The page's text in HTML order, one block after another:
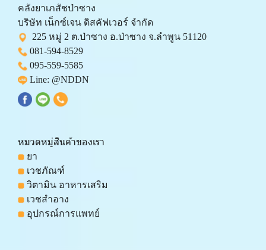
คลังยาเภสัชป่าซาง
บริษัท เน็กซ์เจน ดิสคัฟเวอร์ จำกัด
225 หมู่ 2 ต.ป่าซาง อ.ป่าซาง จ.ลำพูน 51120
081-594-8529
095-559-5585
Line: @NDDN
หมวดหมู่สินค้าของเรา
ยา
เวชภัณฑ์
วิตามิน อาหารเสริม
เวชสำอาง
อุปกรณ์การแพทย์